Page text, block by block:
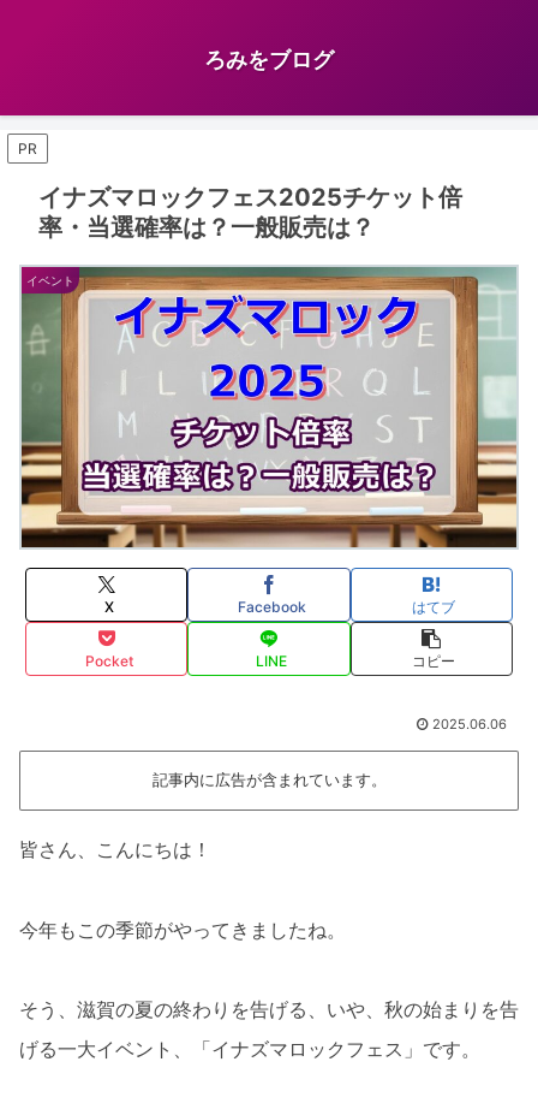
ろみをブログ
PR
イナズマロックフェス2025チケット倍
率・当選確率は？一般販売は？
イベント
X Facebook はてブ
Pocket LINE コピー
2025.06.06
記事内に広告が含まれています。
皆さん、こんにちは！
今年もこの季節がやってきましたね。
そう、滋賀の夏の終わりを告げる、いや、秋の始まりを告
げる一大イベント、「イナズマロックフェス」です。